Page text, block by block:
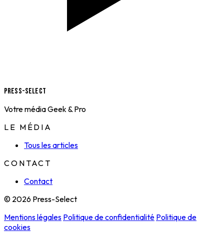
Press-Select
Votre média Geek & Pro
LE MÉDIA
Tous les articles
CONTACT
Contact
© 2026 Press-Select
Mentions légales Politique de confidentialité Politique de
cookies